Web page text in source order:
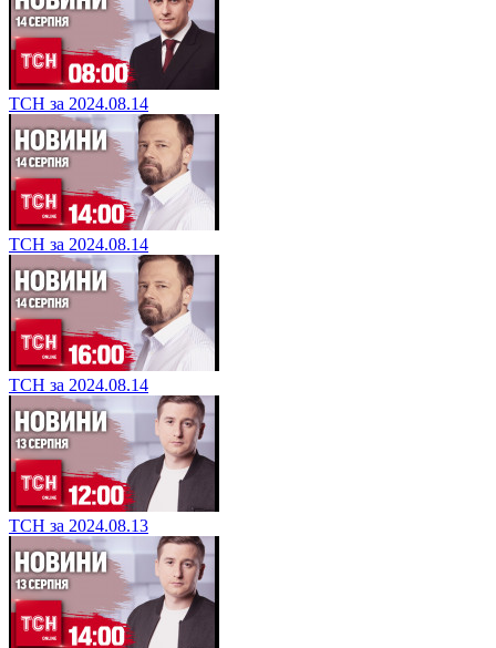
ТСН за 2024.08.14
ТСН за 2024.08.14
ТСН за 2024.08.14
ТСН за 2024.08.13